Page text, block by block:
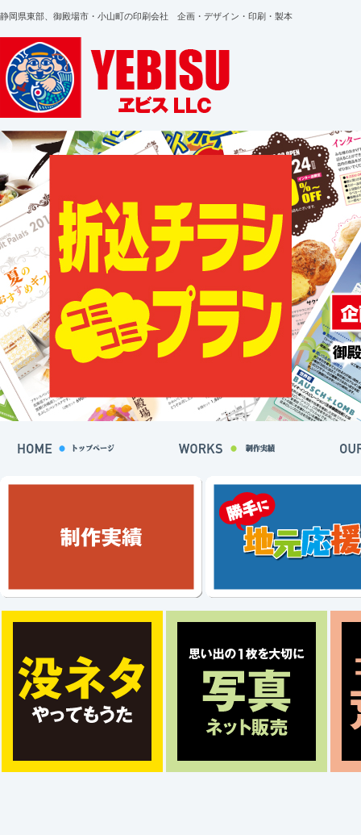
静岡県東部、御殿場市・小山町の印刷会社 企画・デザイン・印刷・製本